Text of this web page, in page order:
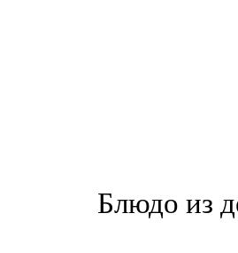
Блюдо из